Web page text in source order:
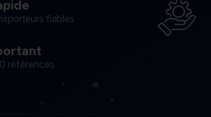
fiables
références